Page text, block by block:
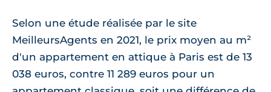
Selon une étude réalisée par le site
MeilleursAgents en 2021, le prix moyen au m²
d'un appartement en attique à Paris est de 13
038 euros, contre 11 289 euros pour un